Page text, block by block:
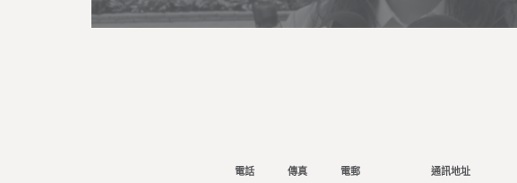
電話 傳真 電郵 通訊地址